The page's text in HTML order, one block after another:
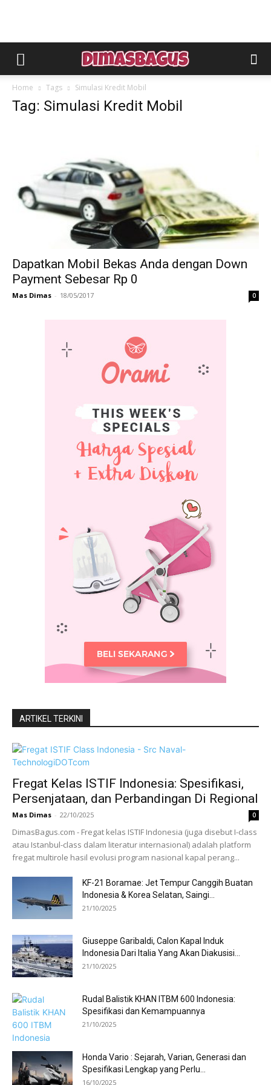
Home Tags Simulasi Kredit Mobil
Tag: Simulasi Kredit Mobil
Dapatkan Mobil Bekas Anda dengan Down
Payment Sebesar Rp 0
Mas Dimas - 18/05/2017 0
ARTIKEL TERKINI
Fregat Kelas ISTIF Indonesia: Spesifikasi,
Persenjataan, dan Perbandingan Di Regional
Mas Dimas - 22/10/2025 0
DimasBagus.com - Fregat kelas ISTIF Indonesia (juga disebut I-class
atau Istanbul-class dalam literatur internasional) adalah platform
fregat multirole hasil evolusi program nasional kapal perang...
KF-21 Boramae: Jet Tempur Canggih Buatan
Indonesia & Korea Selatan, Saingi...
21/10/2025
Giuseppe Garibaldi, Calon Kapal Induk
Indonesia Dari Italia Yang Akan Diakusisi...
21/10/2025
Rudal Balistik KHAN ITBM 600 Indonesia:
Spesifikasi dan Kemampuannya
21/10/2025
Honda Vario : Sejarah, Varian, Generasi dan
Spesifikasi Lengkap yang Perlu...
16/10/2025